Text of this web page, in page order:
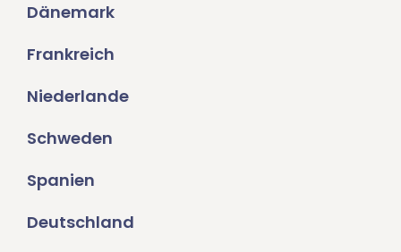
Dänemark
Frankreich
Niederlande
Schweden
Spanien
Deutschland